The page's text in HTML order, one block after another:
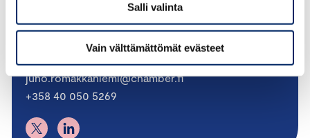
Salli valinta
Vain välttämättömät evästeet
Juho Romakkaniemi
TOIMITUSJOHTAJA
juho.romakkaniemi@chamber.fi
+358 40 050 5269